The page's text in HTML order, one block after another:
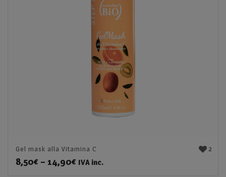
2
Gel mask alla Vitamina C
8,50€ – 14,90€ IVA inc.